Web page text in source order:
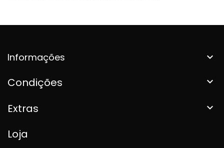
Informações 
Condições 
Extras 
Loja